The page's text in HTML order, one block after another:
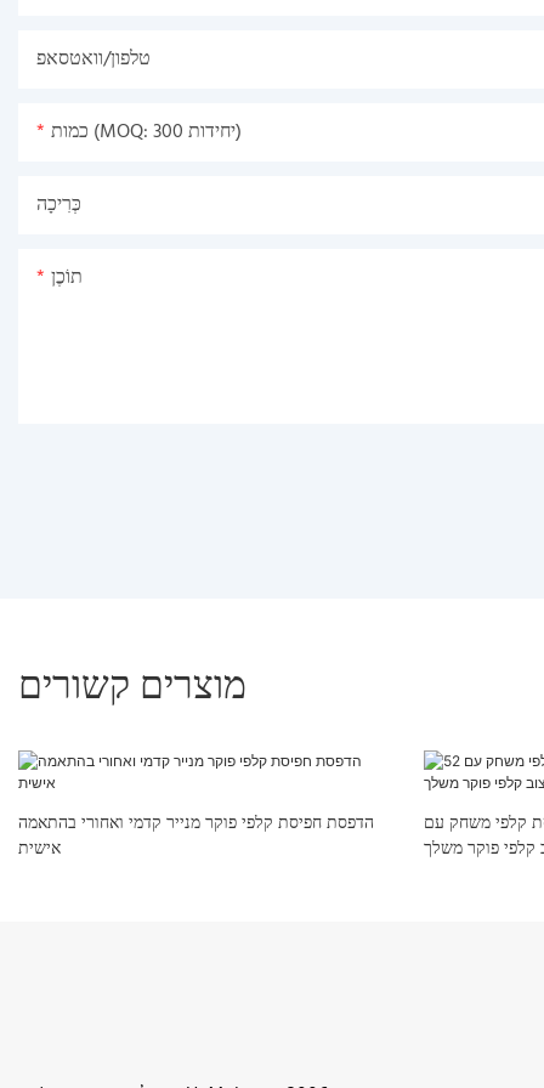
טלפון/וואטסאפ
כמות (MOQ: 300 יחידות)
כְּרִיכָה
תוֹכֶן
מוצרים קשורים
הדפסת חפיסת קלפי פוקר מנייר קדמי ואחורי בהתאמה
אישית
קלפי משחק עם